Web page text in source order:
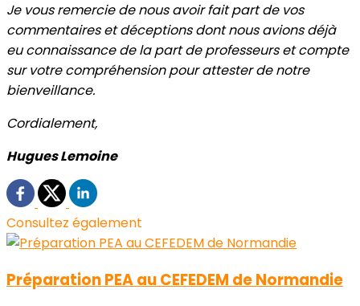
Je vous remercie de nous avoir fait part de vos
commentaires et déceptions dont nous avions déjà
eu connaissance de la part de professeurs et compte
sur votre compréhension pour attester de notre
bienveillance.
Cordialement,
Hugues Lemoine
Consultez également
Préparation PEA au CEFEDEM de Normandie